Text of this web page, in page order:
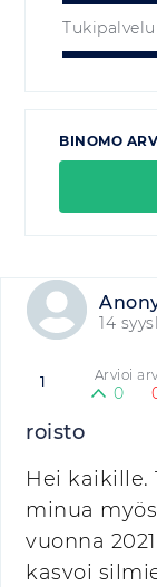
Tukipalvelu
BINOMO
14
1 Arvioi
0
roisto
Hei kaikille.
minua
vuonna
kasvoi